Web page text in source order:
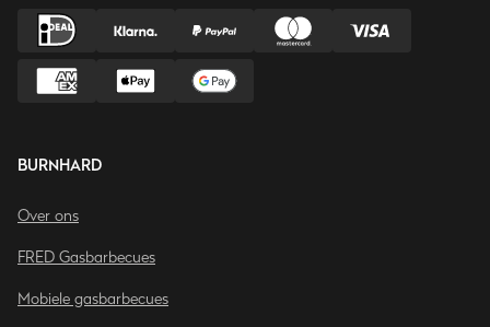
BURNHARD
Over ons
FRED Gasbarbecues
Mobiele gasbarbecues